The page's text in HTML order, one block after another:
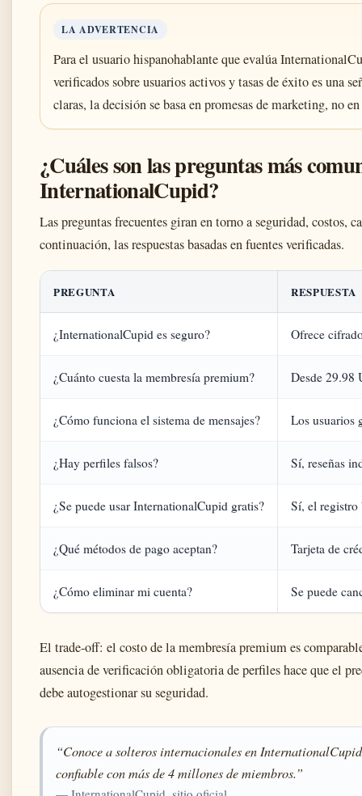
LA ADVERTENCIA
Para el usuario hispanohablante que evalúa
verificados sobre usuarios activos y tasas de éxito es una
claras, la decisión se basa en promesas de marketing, no
¿Cuáles son las preguntas más
InternationalCupid?
Las preguntas frecuentes giran en torno a seguridad, costos,
continuación, las respuestas basadas en fuentes verificadas.
PREGUNTA RESPUESTA
¿InternationalCupid es seguro? Ofrece
¿Cuánto cuesta la membresía premium? Desde 29.98
¿Cómo funciona el sistema de mensajes? Los usuarios
¿Hay perfiles falsos? Sí, reseñas
¿Se puede usar InternationalCupid gratis? Sí, el registro
¿Qué métodos de pago aceptan? Tarjeta de
¿Cómo eliminar mi cuenta? Se puede
El trade-off: el costo de la membresía premium es
ausencia de verificación obligatoria de perfiles hace que el
debe autogestionar su seguridad.
“Conoce a solteros internacionales en
confiable con más de 4 millones de miembros.”